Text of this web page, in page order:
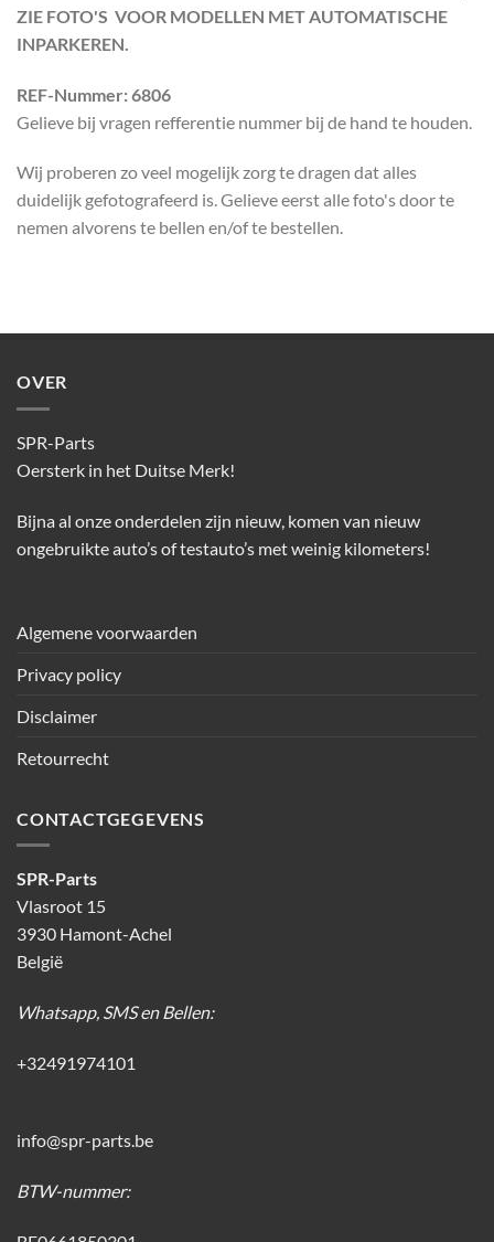
ZIE FOTO'S VOOR MODELLEN MET AUTOMATISCHE
INPARKEREN.
REF-Nummer: 6806
Gelieve bij vragen refferentie nummer bij de hand te houden.
Wij proberen zo veel mogelijk zorg te dragen dat alles
duidelijk gefotografeerd is. Gelieve eerst alle foto's door te
nemen alvorens te bellen en/of te bestellen.
OVER
SPR-Parts
Oersterk in het Duitse Merk!
Bijna al onze onderdelen zijn nieuw, komen van nieuw
ongebruikte auto’s of testauto’s met weinig kilometers!
Algemene voorwaarden
Privacy policy
Disclaimer
Retourrecht
CONTACTGEGEVENS
SPR-Parts
Vlasroot 15
3930 Hamont-Achel
België
Whatsapp, SMS en Bellen:
+32491974101
info@spr-parts.be
BTW-nummer: